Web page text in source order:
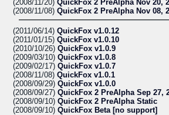
(2008/11/20) QuickFox 2 PreAlpha Nov 20,
(2008/11/08) QuickFox 2 PreAlpha Nov 08,
(2011/06/14) QuickFox v1.0.12
(2011/01/15) QuickFox v1.0.10
(2010/10/26) QuickFox v1.0.9
(2009/03/10) QuickFox v1.0.8
(2009/02/17) QuickFox v1.0.7
(2008/11/08) QuickFox v1.0.1
(2008/09/29) QuickFox v1.0.0
(2008/09/27) QuickFox 2 PreAlpha Sep 27,
(2008/09/10) QuickFox 2 PreAlpha Static
(2008/09/10) QuickFox Beta [no support]